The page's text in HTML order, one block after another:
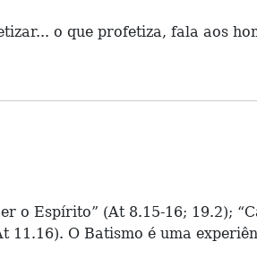
o que profetiza, fala aos
o Espírito” (At 8.15-16; 19.2);
11.16). O Batismo é uma